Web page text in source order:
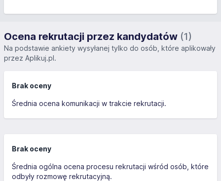
Ocena rekrutacji przez kandydatów (1)
Na podstawie ankiety wysyłanej tylko do osób, które aplikowały
przez Aplikuj.pl.
Brak oceny
Średnia ocena komunikacji w trakcie rekrutacji.
Brak oceny
Średnia ogólna ocena procesu rekrutacji wśród osób, które
odbyły rozmowę rekrutacyjną.